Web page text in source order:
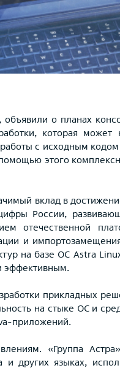
,объявили о планах
которая может
с исходным кодом
этого
вклад в
России,
отечественной
и
на базе ОС Astra
эффективным.
прикладных
на стыке ОС и
приложений.
«Группа
других языках,